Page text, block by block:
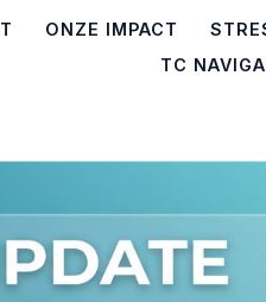
ONZE IMPACT
TC